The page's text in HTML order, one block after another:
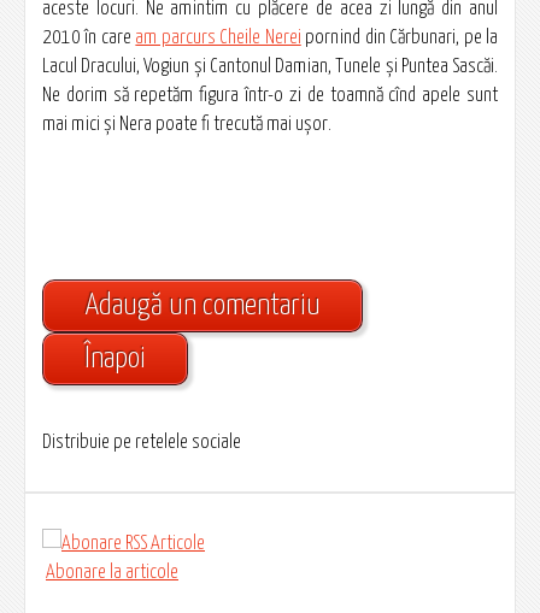
aceste locuri. Ne amintim cu plăcere de acea zi lungă din anul
2010 în care am parcurs Cheile Nerei pornind din Cărbunari, pe la
Lacul Dracului, Vogiun și Cantonul Damian, Tunele și Puntea Sascăi.
Ne dorim să repetăm figura într-o zi de toamnă cînd apele sunt
mai mici și Nera poate fi trecută mai ușor.
Adaugă un comentariu
Înapoi
Distribuie pe retelele sociale
Abonare la articole